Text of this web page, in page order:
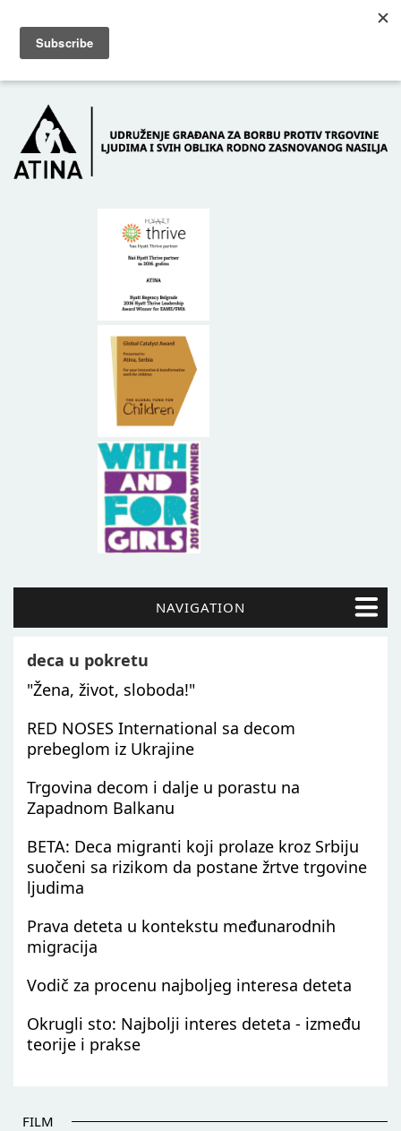
POČETNA O NAMA
NAVIGATION
deca u pokretu
"Žena, život, sloboda!"
RED NOSES International sa decom
prebeglom iz Ukrajine
Trgovina decom i dalje u porastu na
Zapadnom Balkanu
BETA: Deca migranti koji prolaze kroz Srbiju
suočeni sa rizikom da postane žrtve trgovine
ljudima
Prava deteta u kontekstu međunarodnih
migracija
Vodič za procenu najboljeg interesa deteta
Okrugli sto: Najbolji interes deteta - između
teorije i prakse
FILM